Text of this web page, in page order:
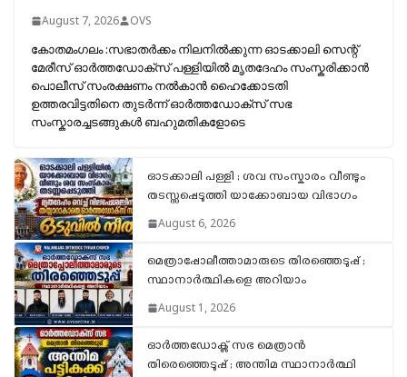
August 7, 2026 OVS
കോതമംഗലം :സഭാതർക്കം നിലനിൽക്കുന്ന ഓടക്കാലി സെന്റ്
മേരീസ് ഓർത്തഡോക്സ് പള്ളിയിൽ മൃതദേഹം സംസ്കരിക്കാൻ
പൊലീസ് സംരക്ഷണം നൽകാൻ ഹൈക്കോടതി
ഉത്തരവിട്ടതിനെ തുടർന്ന് ഓർത്തഡോക്സ് സഭ
സംസ്കാരച്ചടങ്ങുകൾ ബഹുമതികളോടെ
ഓടക്കാലി പള്ളി ; ശവ സംസ്കാരം വീണ്ടും
തടസ്സപ്പെടുത്തി യാക്കോബായ വിഭാഗം
August 6, 2026
മെത്രാപ്പോലീത്താമാരുടെ തിരഞ്ഞെടുപ്പ് ;
സ്ഥാനാർത്ഥികളെ അറിയാം
August 1, 2026
ഓർത്തഡോക്സ് സഭ മെത്രാൻ
തിരെഞ്ഞെടുപ്പ് ; അന്തിമ സ്ഥാനാർത്ഥി